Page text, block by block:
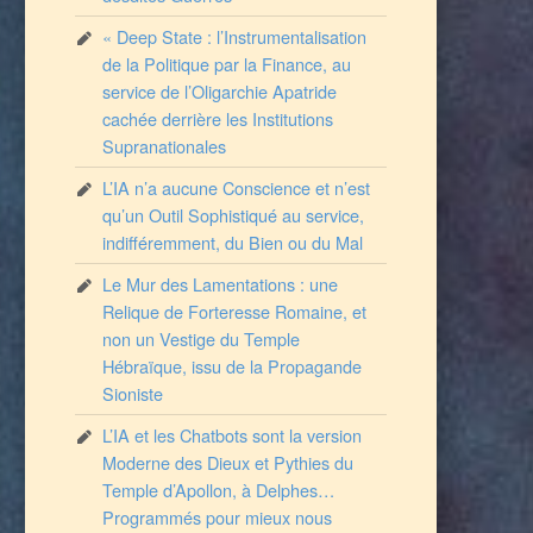
« Deep State : l’Instrumentalisation
de la Politique par la Finance, au
service de l’Oligarchie Apatride
cachée derrière les Institutions
Supranationales
L’IA n’a aucune Conscience et n’est
qu’un Outil Sophistiqué au service,
indifféremment, du Bien ou du Mal
Le Mur des Lamentations : une
Relique de Forteresse Romaine, et
non un Vestige du Temple
Hébraïque, issu de la Propagande
Sioniste
L’IA et les Chatbots sont la version
Moderne des Dieux et Pythies du
Temple d’Apollon, à Delphes…
Programmés pour mieux nous